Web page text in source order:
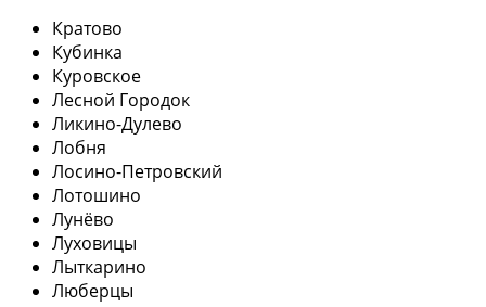
Кратово
Кубинка
Куровское
Лесной Городок
Ликино-Дулево
Лобня
Лосино-Петровский
Лотошино
Лунёво
Луховицы
Лыткарино
Люберцы